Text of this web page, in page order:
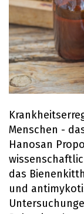
Menschen -
Hanosan
das
und